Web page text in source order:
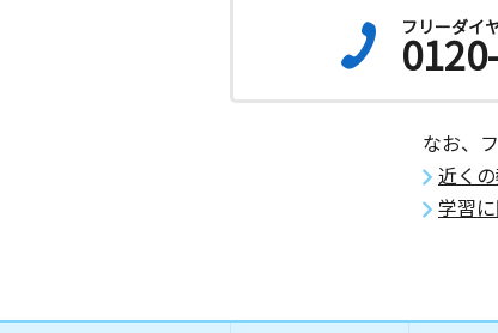
沖縄室川教室
火 水 木 金
3歳～高校生
泡瀬小前教室
水 木 金
3歳～高校生
沖縄県沖縄市泡瀬２丁目３－２６
フリーダイ
なお、
近く
学習